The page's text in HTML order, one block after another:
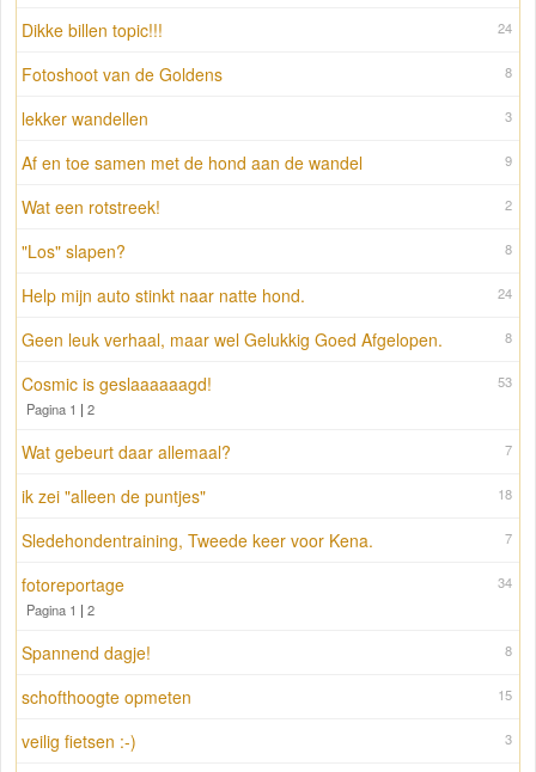
24
Dikke billen topic!!!
8
Fotoshoot van de Goldens
3
lekker wandellen
9
Af en toe samen met de hond aan de wandel
2
Wat een rotstreek!
8
"Los" slapen?
24
Help mijn auto stinkt naar natte hond.
8
Geen leuk verhaal, maar wel Gelukkig Goed Afgelopen.
53
Cosmic is geslaaaaaagd!
Pagina 1 | 2
7
Wat gebeurt daar allemaal?
18
ik zei "alleen de puntjes"
7
Sledehondentraining, Tweede keer voor Kena.
34
fotoreportage
Pagina 1 | 2
8
Spannend dagje!
15
schofthoogte opmeten
3
veilig fietsen :-)